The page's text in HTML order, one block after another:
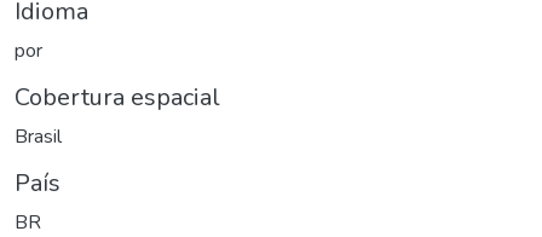
Idioma
por
Cobertura espacial
Brasil
País
BR